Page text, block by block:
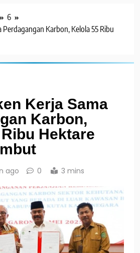
6
Perdagangan Karbon, Kelola 55 Ribu
Kerja Sama
Karbon,
Hektare
ago 0 3 mins